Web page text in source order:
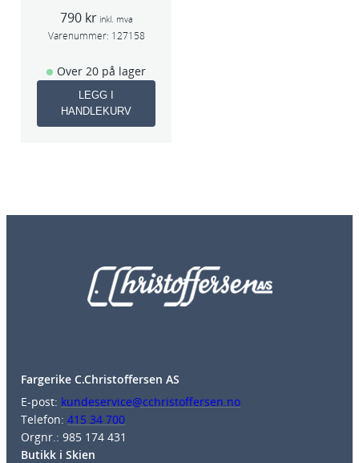
790 kr inkl. mva
Varenummer: 127158
Over 20 på lager
LEGG I
HANDLEKURV
Fargerike C.Christoffersen AS
E-post: kundeservice@cchristoffersen.no
Telefon: 415 34 700
Orgnr.: 985 174 431
Butikk i Skien